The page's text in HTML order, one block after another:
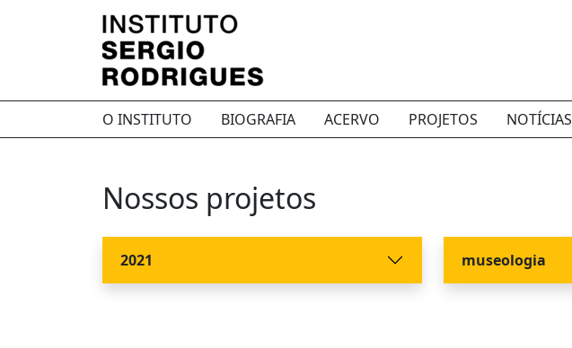
O INSTITUTO BIOGRAFIA ACERVO PROJETOS NOTÍCIAS
Nossos projetos
2021 museologia